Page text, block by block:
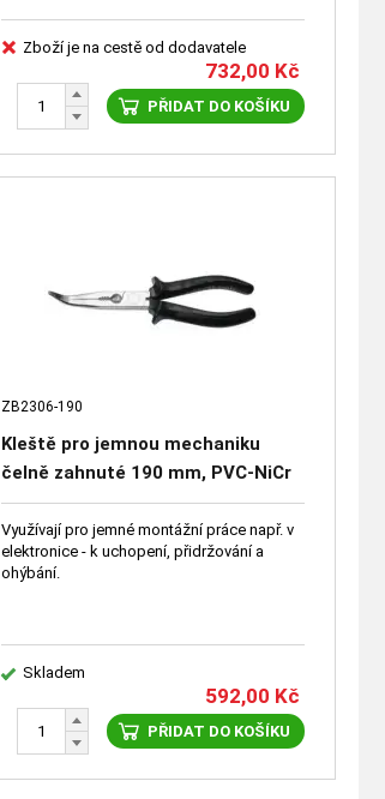
Zboží je na cestě od dodavatele
732,00 Kč
PŘIDAT DO KOŠÍKU
ZB2306-190
Kleště pro jemnou mechaniku
čelně zahnuté 190 mm, PVC-NiCr
Využívají pro jemné montážní práce např. v
elektronice - k uchopení, přidržování a
ohýbání.
Skladem
592,00 Kč
PŘIDAT DO KOŠÍKU